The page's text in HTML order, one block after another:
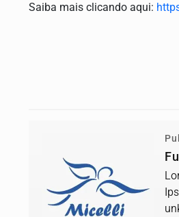
Saiba mais clicando aqui: